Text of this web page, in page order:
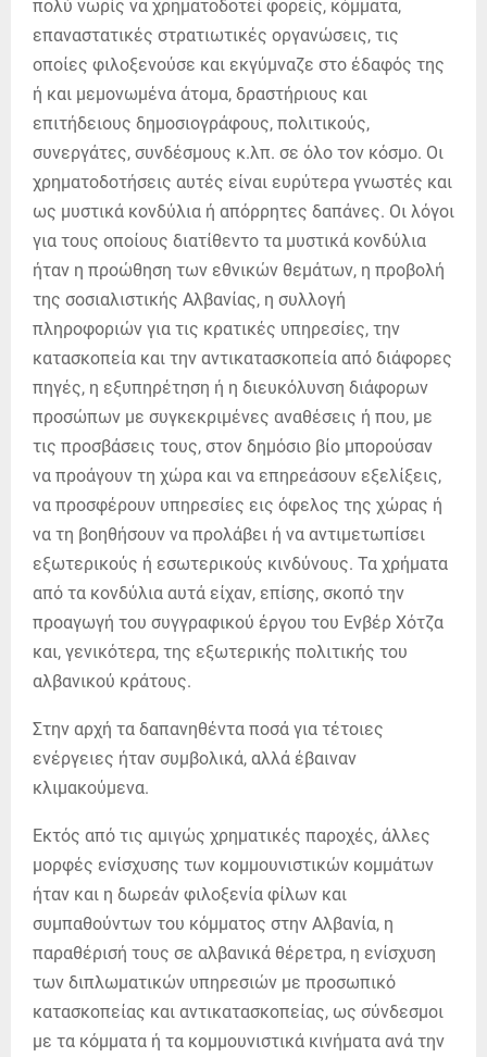
πολύ νωρίς να χρηματοδοτεί φορείς, κόμματα,
επαναστατικές στρατιωτικές οργανώσεις, τις
οποίες φιλοξενούσε και εκγύμναζε στο έδαφός της
ή και μεμονωμένα άτομα, δραστήριους και
επιτήδειους δημοσιογράφους, πολιτικούς,
συνεργάτες, συνδέσμους κ.λπ. σε όλο τον κόσμο. Οι
χρηματοδοτήσεις αυτές είναι ευρύτερα γνωστές και
ως μυστικά κονδύλια ή απόρρητες δαπάνες. Οι λόγοι
για τους οποίους διατίθεντο τα μυστικά κονδύλια
ήταν η προώθηση των εθνικών θεμάτων, η προβολή
της σοσιαλιστικής Αλβανίας, η συλλογή
πληροφοριών για τις κρατικές υπηρεσίες, την
κατασκοπεία και την αντικατασκοπεία από διάφορες
πηγές, η εξυπηρέτηση ή η διευκόλυνση διάφορων
προσώπων με συγκεκριμένες αναθέσεις ή που, με
τις προσβάσεις τους, στον δημόσιο βίο μπορούσαν
να προάγουν τη χώρα και να επηρεάσουν εξελίξεις,
να προσφέρουν υπηρεσίες εις όφελος της χώρας ή
να τη βοηθήσουν να προλάβει ή να αντιμετωπίσει
εξωτερικούς ή εσωτερικούς κινδύνους. Τα χρήματα
από τα κονδύλια αυτά είχαν, επίσης, σκοπό την
προαγωγή του συγγραφικού έργου του Ενβέρ Χότζα
και, γενικότερα, της εξωτερικής πολιτικής του
αλβανικού κράτους.
Στην αρχή τα δαπανηθέντα ποσά για τέτοιες
ενέργειες ήταν συμβολικά, αλλά έβαιναν
κλιμακούμενα.
Εκτός από τις αμιγώς χρηματικές παροχές, άλλες
μορφές ενίσχυσης των κομμουνιστικών κομμάτων
ήταν και η δωρεάν φιλοξενία φίλων και
συμπαθούντων του κόμματος στην Αλβανία, η
παραθέρισή τους σε αλβανικά θέρετρα, η ενίσχυση
των διπλωματικών υπηρεσιών με προσωπικό
κατασκοπείας και αντικατασκοπείας, ως σύνδεσμοι
με τα κόμματα ή τα κομμουνιστικά κινήματα ανά την